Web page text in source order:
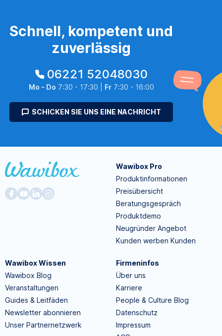
Schnell, kompetent und
zuverlässig
06221 52048030
Mo - Do 7:30 - 17:30 | Fr7:30 - 16:00
SCHICKEN SIE UNS EINE NACHRICHT
Wawibox Pro
Produktinformationen
Preisübersicht
Beratungsgespräch
Produktdemo
Neugründer Angebot
Kunden werben Kunden
Wawibox Wissen
Wawibox Blog
Veranstaltungen
Guides & Leitfäden
Newsletter abonnieren
Unser Partnernetzwerk
Firmeninfos
Über uns
Karriere
People & Culture Blog
Datenschutz
Impressum